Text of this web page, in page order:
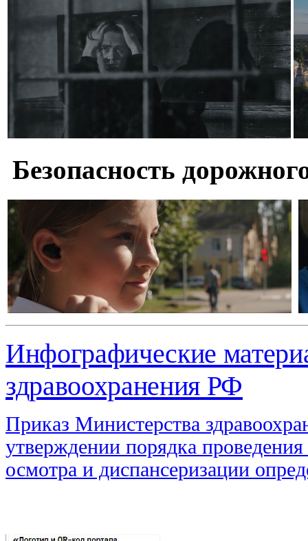
Безопасность
Инфографические
здравоохранения РФ
Приказ Министерства
утверждении порядка
осмотра и диспансеризации